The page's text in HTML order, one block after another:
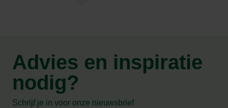
Advies en inspiratie
nodig?
Schrijf je in voor onze nieuwsbrief